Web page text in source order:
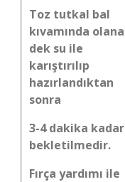
Toz tutkal bal
kıvamında olana
dek su ile
karıştırılıp
hazırlandıktan
sonra
3-4 dakika kadar
bekletilmedir.
Fırça yardımı ile